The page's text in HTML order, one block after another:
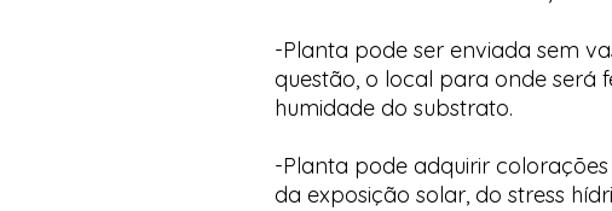
-Planta pode ser enviada sem
questão, o local para onde será
humidade do substrato.
-Planta pode adquirir
da exposição solar, do stress